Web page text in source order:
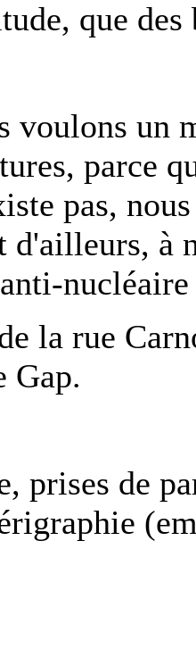
que des
voulons un
parce
pas,
d'ailleurs, à
la rue
Gap.
prises de